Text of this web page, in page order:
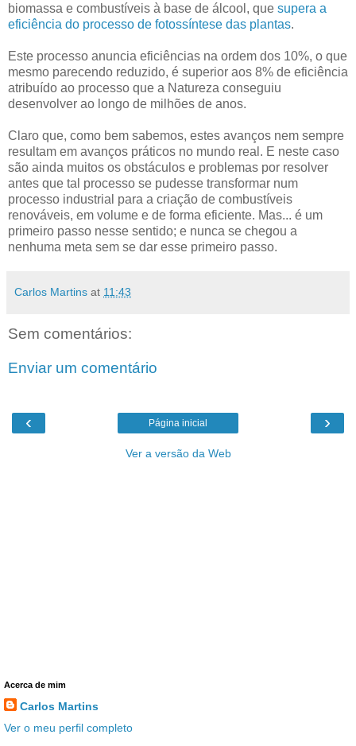
biomassa e combustíveis à base de álcool, que supera a
eficiência do processo de fotossíntese das plantas.
Este processo anuncia eficiências na ordem dos 10%, o que
mesmo parecendo reduzido, é superior aos 8% de eficiência
atribuído ao processo que a Natureza conseguiu
desenvolver ao longo de milhões de anos.
Claro que, como bem sabemos, estes avanços nem sempre
resultam em avanços práticos no mundo real. E neste caso
são ainda muitos os obstáculos e problemas por resolver
antes que tal processo se pudesse transformar num
processo industrial para a criação de combustíveis
renováveis, em volume e de forma eficiente. Mas... é um
primeiro passo nesse sentido; e nunca se chegou a
nenhuma meta sem se dar esse primeiro passo.
Carlos Martins at 11:43
Sem comentários:
Enviar um comentário
‹ ›
Página inicial
Ver a versão da Web
Acerca de mim
Carlos Martins
Ver o meu perfil completo